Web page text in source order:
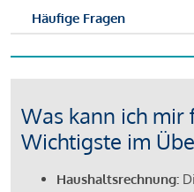
Häufige Fragen
Was kann ich mir
Wichtigste im
Haushaltsrechnung: